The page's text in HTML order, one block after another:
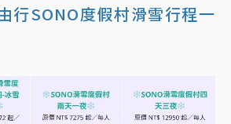
行SONO度假村滑雪行程一